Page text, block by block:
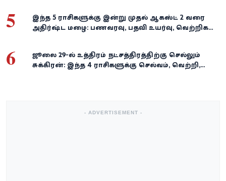
5
இந்த 5 ராசிகளுக்கு இன்று முதல் ஆகஸ்ட் 2 வரை
அதிர்ஷ்ட மழை: பணவரவு, பதவி உயர்வு, வெற்றிகள்
6
ஜூலை 29-ல் உத்திரம் நட்சத்திரத்திற்கு செல்லும்
சுக்கிரன்: இந்த 4 ராசிகளுக்கு செல்வம், வெற்றி,
- ADVERTISEMENT -